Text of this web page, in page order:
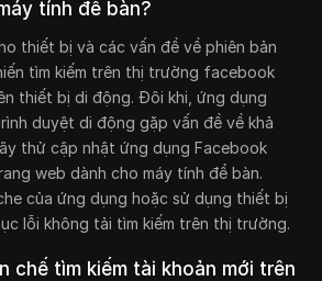
tính để bàn?
thiết bị và các vấn đề về phiên bản
tìm kiếm trên thị trường facebook
thiết bị di động. Đôi khi, ứng dụng
duyệt di động gặp vấn đề về khả
thử cập nhật ứng dụng Facebook
web dành cho máy tính để bàn.
của ứng dụng hoặc sử dụng thiết bị
lỗi không tải tìm kiếm trên thị trường.
chế tìm kiếm tài khoản mới trên